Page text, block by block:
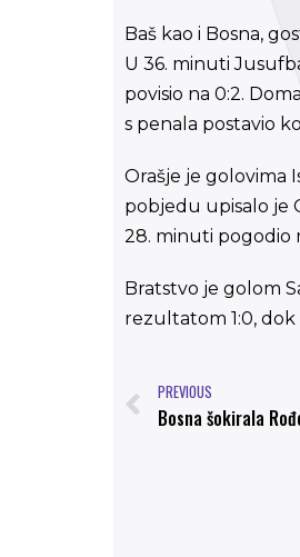
Baš kao i Bosna,
U 36. minuti
povisio na 0:2.
s penala postavio
Orašje je golovima
pobjedu upisalo je
28. minuti pogodio
Bratstvo je golom
rezultatom 1:0,
PREVIOUS
Bosna šokirala